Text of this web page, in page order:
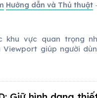
Hướng dẫn và Thủ thuật -
khu vực quan trọng
Viewport giúp người